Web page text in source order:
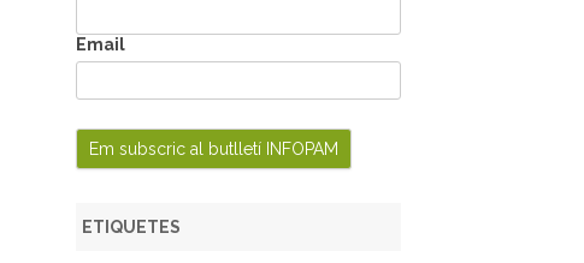
Email
ETIQUETES